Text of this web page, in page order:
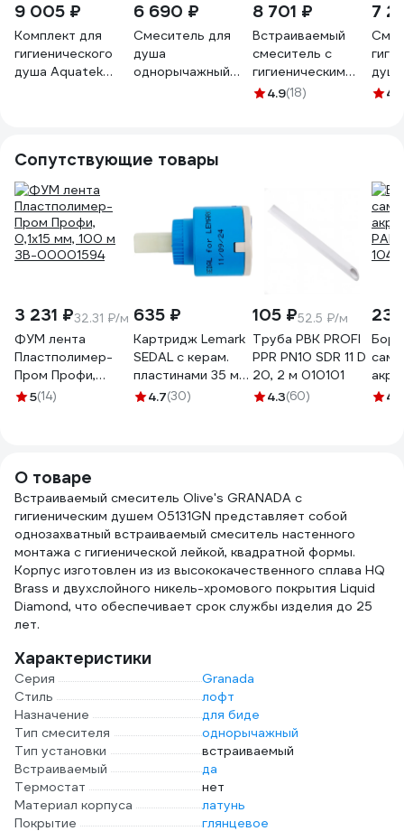
9 005 ₽
Комплект для
гигиенического
душа Aquatek
6 690 ₽
Смеситель для
душа
однорычажный
8044
8 701 ₽
Встраиваемый
смеситель с
гигиеническим
душем IDDIS Ray
4.9(18)
7
4.5
Сопутствующие товары
3 231 ₽32.31 ₽/м
ФУМ лента
Пластполимер-
Пром Профи,
0,1х15 мм, 100 м
5(14)
635 ₽
Картридж Lemark
SEDAL с керам.
пластинами 35 мм,
короткий, блистер
4.7(30)
105 ₽52.5 ₽/м
Труба РВК PROFI
PPR PN10 SDR 11 D
20, 2 м 010101
4.3(60) 4.1
О товаре
Встраиваемый смеситель Olive's GRANADA с
гигиеническим душем 05131GN представляет собой
однозахватный встраиваемый смеситель настенного
монтажа с гигиенической лейкой, квадратной формы.
Корпус изготовлен из из высококачественного сплава HQ
Brass и двухслойного никель-хромового покрытия Liquid
Diamond, что обеспечивает срок службы изделия до 25
лет.
Характеристики
Серия
Granada
Стиль
лофт
Назначение
для биде
Тип смесителя
однорычажный
Тип установки
встраиваемый
Встраиваемый
да
Термостат
нет
Материал корпуса
латунь
Покрытие
глянцевое